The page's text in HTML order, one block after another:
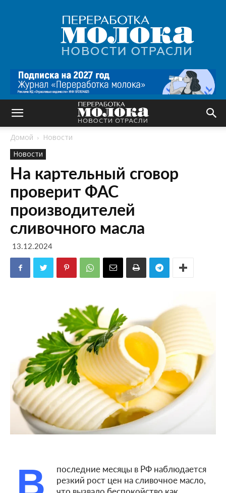
Переработка
молока
|
Новости
Домой
Новости
Новости
На картельный сговор
проверит ФАС
производителей
сливочного масла
13.12.2024
В
последние месяцы в РФ наблюдается
резкий рост цен на сливочное масло,